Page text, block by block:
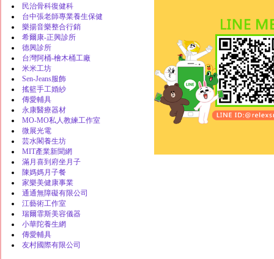
民治骨科復健科
台中張老師專業養生保健
樂揚音樂整合行銷
希爾康-正興診所
德興診所
台灣阿桶-檜木桶工廠
米米工坊
Sen-Jeans服飾
搖籃手工婚紗
傳愛輔具
永康醫療器材
MO-MO私人教練工作室
微展光電
芸水閣養生坊
MIT產業新聞網
滿月喜到府坐月子
陳媽媽月子餐
家樂美健康事業
通通無障礙有限公司
江藝術工作室
瑞爾霏斯美容儀器
小華陀養生網
傳愛輔具
友村國際有限公司